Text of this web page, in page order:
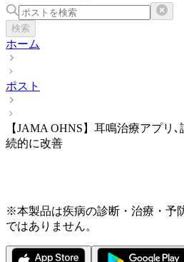
検索
ホーム
ポスト
【JAMA OHNS】耳鳴治療アプリ
続的に改善
※本製品は疾病の診断・治療・予
ではありません。